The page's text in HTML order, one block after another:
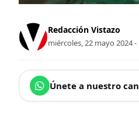
Redacción Vistazo
miércoles, 22 mayo 2024 -
Únete a nuestro